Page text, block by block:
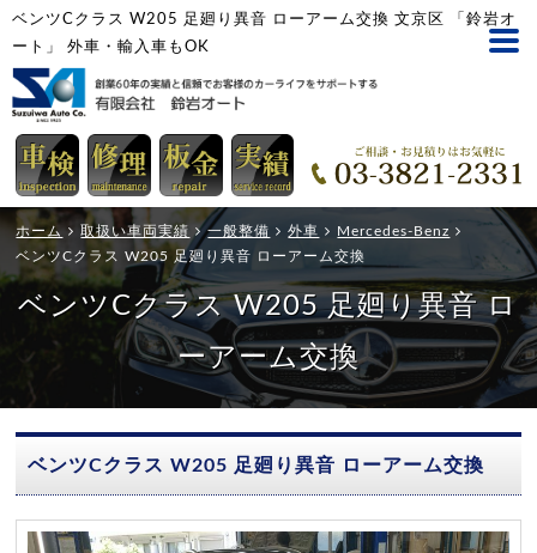
ベンツCクラス W205 足廻り異音 ローアーム交換 文京区 「鈴岩オ
ート」 外車・輸入車もOK
ホーム 取扱い車両実績 一般整備 外車
Mercedes-Benz
ベンツCクラス W205 足廻り異音 ローアーム交換
ベンツCクラス W205 足廻り異音 ロ
ーアーム交換
ベンツCクラス W205 足廻り異音 ローアーム交換